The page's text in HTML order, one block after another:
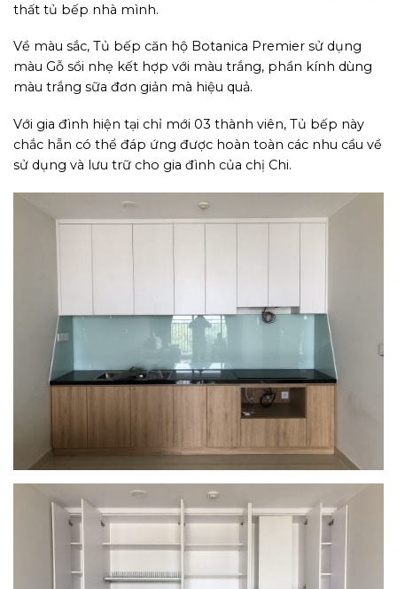
thất tủ bếp nhà mình.
Về màu sắc, Tủ bếp căn hộ Botanica Premier sử dụng
màu Gỗ sồi nhẹ kết hợp với màu trắng, phần kính dùng
màu trắng sữa đơn giản mà hiệu quả.
Với gia đình hiện tại chỉ mới 03 thành viên, Tủ bếp này
chắc hẵn có thể đáp ứng được hoàn toàn các nhu cầu về
sử dụng và lưu trữ cho gia đình của chị Chi.